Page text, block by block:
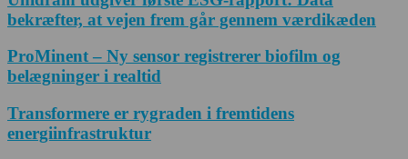
bekræfter, at vejen frem går gennem værdikæden
ProMinent – Ny sensor registrerer biofilm og
belægninger i realtid
Transformere er rygraden i fremtidens
energiinfrastruktur